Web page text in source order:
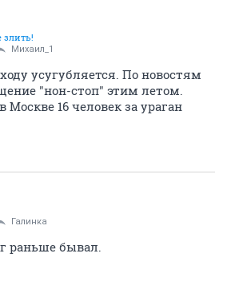
злить!
Михаил_1
усугубляется. По новостям
"нон-стоп" этим летом.
Москве 16 человек за ураган
Галинка
раньше бывал.